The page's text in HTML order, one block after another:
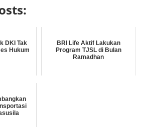
DKI Tak
Hukum
BRI Life Aktif Lakukan
Program TJSL di Bulan
Ramadhan